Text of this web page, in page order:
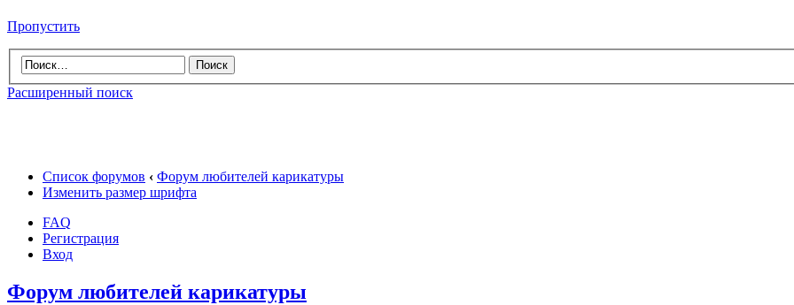
Пропустить
Расширенный поиск
Список форумов ‹ Форум любителей карикатуры
Изменить размер шрифта
FAQ
Регистрация
Вход
Форум любителей карикатуры